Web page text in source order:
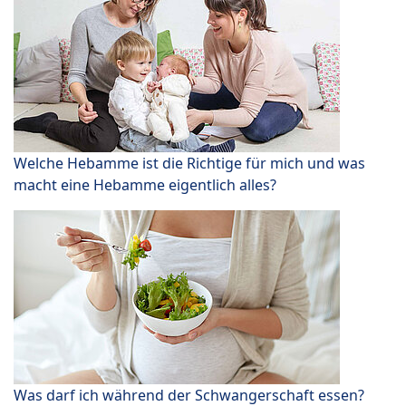
Welche Hebamme ist die Richtige für mich und was
macht eine Hebamme eigentlich alles?
Was darf ich während der Schwangerschaft essen?